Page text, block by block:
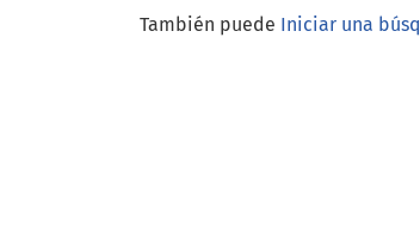
También puede Iniciar una